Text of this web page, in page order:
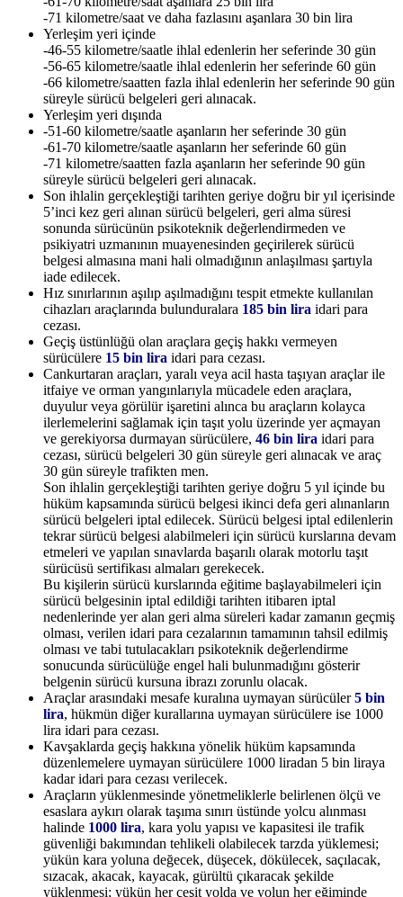
-71 kilometre/saat ve daha fazlasını aşanlara 30 bin lira
Yerleşim yeri içinde
-46-55 kilometre/saatle ihlal edenlerin her seferinde 30 gün
-56-65 kilometre/saatle ihlal edenlerin her seferinde 60 gün
-66 kilometre/saatten fazla ihlal edenlerin her seferinde 90 gün
süreyle sürücü belgeleri geri alınacak.
Yerleşim yeri dışında
-51-60 kilometre/saatle aşanların her seferinde 30 gün
-61-70 kilometre/saatle aşanların her seferinde 60 gün
-71 kilometre/saatten fazla aşanların her seferinde 90 gün
süreyle sürücü belgeleri geri alınacak.
Son ihlalin gerçekleştiği tarihten geriye doğru bir yıl içerisinde
5’inci kez geri alınan sürücü belgeleri, geri alma süresi
sonunda sürücünün psikoteknik değerlendirmeden ve
psikiyatri uzmanının muayenesinden geçirilerek sürücü
belgesi almasına mani hali olmadığının anlaşılması şartıyla
iade edilecek.
Hız sınırlarının aşılıp aşılmadığını tespit etmekte kullanılan
cihazları araçlarında bulunduralara 185 bin lira idari para
cezası.
Geçiş üstünlüğü olan araçlara geçiş hakkı vermeyen
sürücülere 15 bin lira idari para cezası.
Cankurtaran araçları, yaralı veya acil hasta taşıyan araçlar ile
itfaiye ve orman yangınlarıyla mücadele eden araçlara,
duyulur veya görülür işaretini alınca bu araçların kolayca
ilerlemelerini sağlamak için taşıt yolu üzerinde yer açmayan
ve gerekiyorsa durmayan sürücülere, 46 bin lira idari para
cezası, sürücü belgeleri 30 gün süreyle geri alınacak ve araç
30 gün süreyle trafikten men.
Son ihlalin gerçekleştiği tarihten geriye doğru 5 yıl içinde bu
hüküm kapsamında sürücü belgesi ikinci defa geri alınanların
sürücü belgeleri iptal edilecek. Sürücü belgesi iptal edilenlerin
tekrar sürücü belgesi alabilmeleri için sürücü kurslarına devam
etmeleri ve yapılan sınavlarda başarılı olarak motorlu taşıt
sürücüsü sertifikası almaları gerekecek.
Bu kişilerin sürücü kurslarında eğitime başlayabilmeleri için
sürücü belgesinin iptal edildiği tarihten itibaren iptal
nedenlerinde yer alan geri alma süreleri kadar zamanın geçmiş
olması, verilen idari para cezalarının tamamının tahsil edilmiş
olması ve tabi tutulacakları psikoteknik değerlendirme
sonucunda sürücülüğe engel hali bulunmadığını gösterir
belgenin sürücü kursuna ibrazı zorunlu olacak.
Araçlar arasındaki mesafe kuralına uymayan sürücüler5 bin
lira, hükmün diğer kurallarına uymayan sürücülere ise 1000
lira idari para cezası.
Kavşaklarda geçiş hakkına yönelik hüküm kapsamında
düzenlemelere uymayan sürücülere 1000 liradan 5 bin liraya
kadar idari para cezası verilecek.
Araçların yüklenmesinde yönetmeliklerle belirlenen ölçü ve
esaslara aykırı olarak taşıma sınırı üstünde yolcu alınması
halinde 1000 lira, kara yolu yapısı ve kapasitesi ile trafik
güvenliği bakımından tehlikeli olabilecek tarzda yüklemesi;
yükün kara yoluna değecek, düşecek, dökülecek, saçılacak,
sızacak, akacak, kayacak, gürültü çıkaracak şekilde
yüklenmesi; yükün her çeşit yolda ve yolun her eğiminde